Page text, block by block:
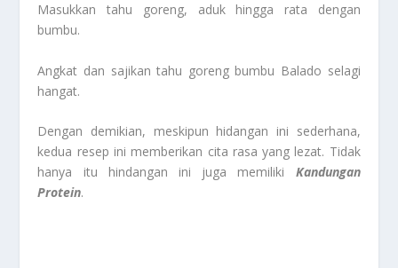
Masukkan tahu goreng, aduk hingga rata dengan
bumbu.
Angkat dan sajikan tahu goreng bumbu Balado selagi
hangat.
Dengan demikian, meskipun hidangan ini sederhana,
kedua resep ini memberikan cita rasa yang lezat. Tidak
hanya itu hindangan ini juga memiliki Kandungan
Protein.